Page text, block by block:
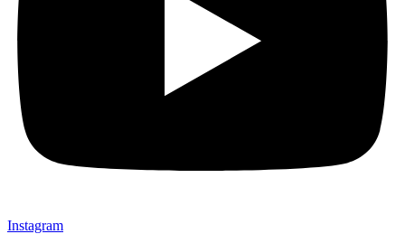
Instagram